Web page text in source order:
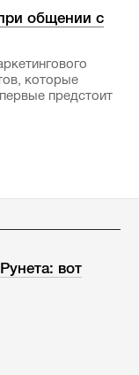
общении с
которые
предстоит
вот